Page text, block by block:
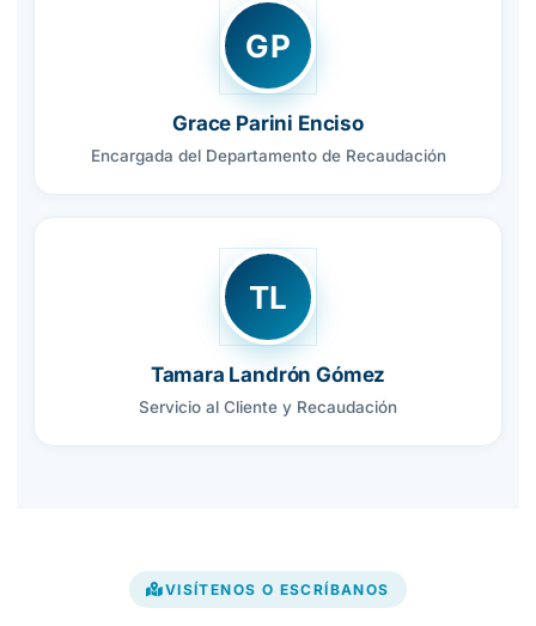
GP
Grace Parini Enciso
Encargada del Departamento de Recaudación
TL
Tamara Landrón Gómez
Servicio al Cliente y Recaudación
VISÍTENOS O ESCRÍBANOS